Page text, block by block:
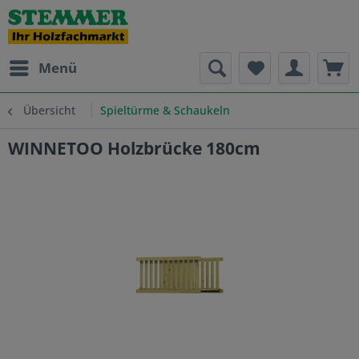
Menü
Übersicht Spieltürme & Schaukeln
WINNETOO Holzbrücke 180cm